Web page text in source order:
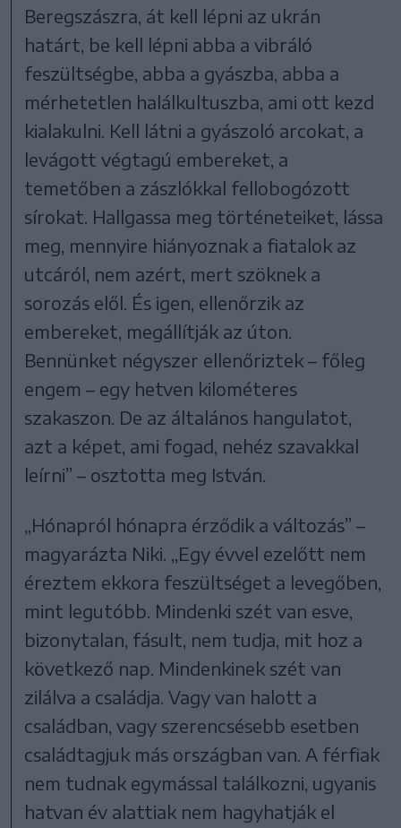
Beregszászra, át kell lépni az ukrán
határt, be kell lépni abba a vibráló
feszültségbe, abba a gyászba, abba a
mérhetetlen halálkultuszba, ami ott kezd
kialakulni. Kell látni a gyászoló arcokat, a
levágott végtagú embereket, a
temetőben a zászlókkal fellobogózott
sírokat. Hallgassa meg történeteiket, lássa
meg, mennyire hiányoznak a fiatalok az
utcáról, nem azért, mert szöknek a
sorozás elől. És igen, ellenőrzik az
embereket, megállítják az úton.
Bennünket négyszer ellenőriztek – főleg
engem – egy hetven kilométeres
szakaszon. De az általános hangulatot,
azt a képet, ami fogad, nehéz szavakkal
leírni” – osztotta meg István.
„Hónapról hónapra érződik a változás” –
magyarázta Niki. „Egy évvel ezelőtt nem
éreztem ekkora feszültséget a levegőben,
mint legutóbb. Mindenki szét van esve,
bizonytalan, fásult, nem tudja, mit hoz a
következő nap. Mindenkinek szét van
zilálva a családja. Vagy van halott a
családban, vagy szerencsésebb esetben
családtagjuk más országban van. A férfiak
nem tudnak egymással találkozni, ugyanis
hatvan év alattiak nem hagyhatják el